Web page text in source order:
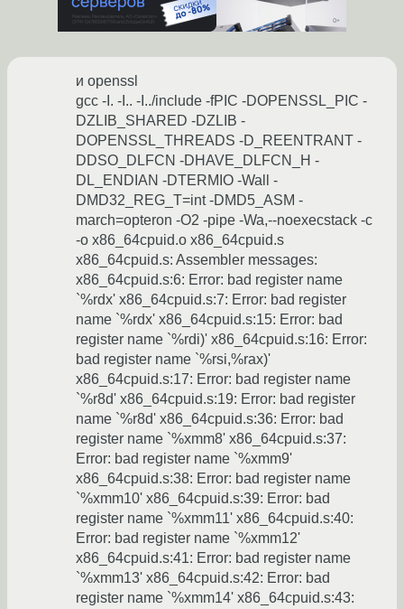
и openssl
gcc -I. -I.. -I../include -fPIC -DOPENSSL_PIC -
DZLIB_SHARED -DZLIB -
DOPENSSL_THREADS -D_REENTRANT -
DDSO_DLFCN -DHAVE_DLFCN_H -
DL_ENDIAN -DTERMIO -Wall -
DMD32_REG_T=int -DMD5_ASM -
march=opteron -O2 -pipe -Wa,--noexecstack -c
-o x86_64cpuid.o x86_64cpuid.s
x86_64cpuid.s: Assembler messages:
x86_64cpuid.s:6: Error: bad register name
`%rdx' x86_64cpuid.s:7: Error: bad register
name `%rdx' x86_64cpuid.s:15: Error: bad
register name `%rdi)' x86_64cpuid.s:16: Error:
bad register name `%rsi,%rax)'
x86_64cpuid.s:17: Error: bad register name
`%r8d' x86_64cpuid.s:19: Error: bad register
name `%r8d' x86_64cpuid.s:36: Error: bad
register name `%xmm8' x86_64cpuid.s:37:
Error: bad register name `%xmm9'
x86_64cpuid.s:38: Error: bad register name
`%xmm10' x86_64cpuid.s:39: Error: bad
register name `%xmm11' x86_64cpuid.s:40:
Error: bad register name `%xmm12'
x86_64cpuid.s:41: Error: bad register name
`%xmm13' x86_64cpuid.s:42: Error: bad
register name `%xmm14' x86_64cpuid.s:43: